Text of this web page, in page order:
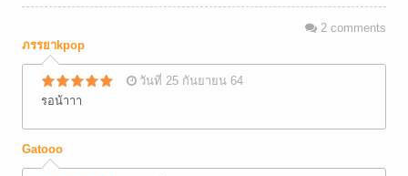
2comments
ภรรยาkpop
วันที่ 25 กันยายน 64
รอน้าาา
Gatooo